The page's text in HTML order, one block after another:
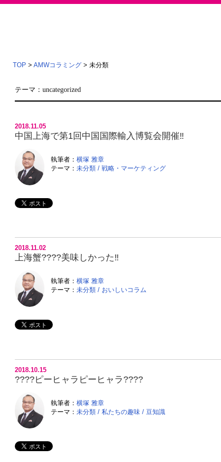
TOP > AMWコラミング > 未分類
テーマ：uncategorized
2018.11.05
中国上海で第1回中国国際輸入博覧会開催‼️
執筆者： 横塚 雅章
テーマ： 未分類 / 戦略・マーケティング
2018.11.02
上海蟹????美味しかった‼️
執筆者： 横塚 雅章
テーマ： 未分類 / おいしいコラム
2018.10.15
????ピーヒャラピーヒャラ????
執筆者： 横塚 雅章
テーマ： 未分類 / 私たちの趣味 / 豆知識